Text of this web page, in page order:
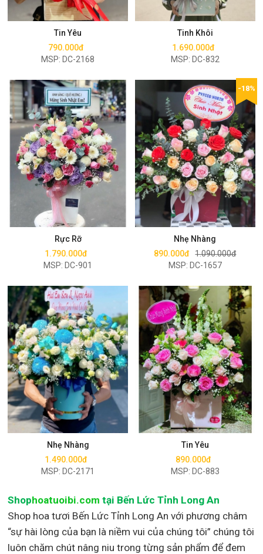
Tin Yêu
790.000đ
MSP: DC-2168
Mua ngay
Tinh Khôi
1.690.000đ
MSP: DC-832
Mua ngay
Rực Rỡ
1.790.000đ
MSP: DC-901
Mua ngay
Nhẹ Nhàng
890.000đ 1.090.000đ
MSP: DC-1657
-18%
Mua ngay
Nhẹ Nhàng
1.490.000đ
MSP: DC-2171
Mua ngay
Tin Yêu
890.000đ
MSP: DC-883
Mua ngay
Shophoatuoibi.com tại Bến Lức Tỉnh Long An
Shop hoa tươi Bến Lức Tỉnh Long An với phương châm
“sự hài lòng của bạn là niềm vui của chúng tôi” chúng tôi
luôn chăm chút nâng niu trong từng sản phẩm để đem